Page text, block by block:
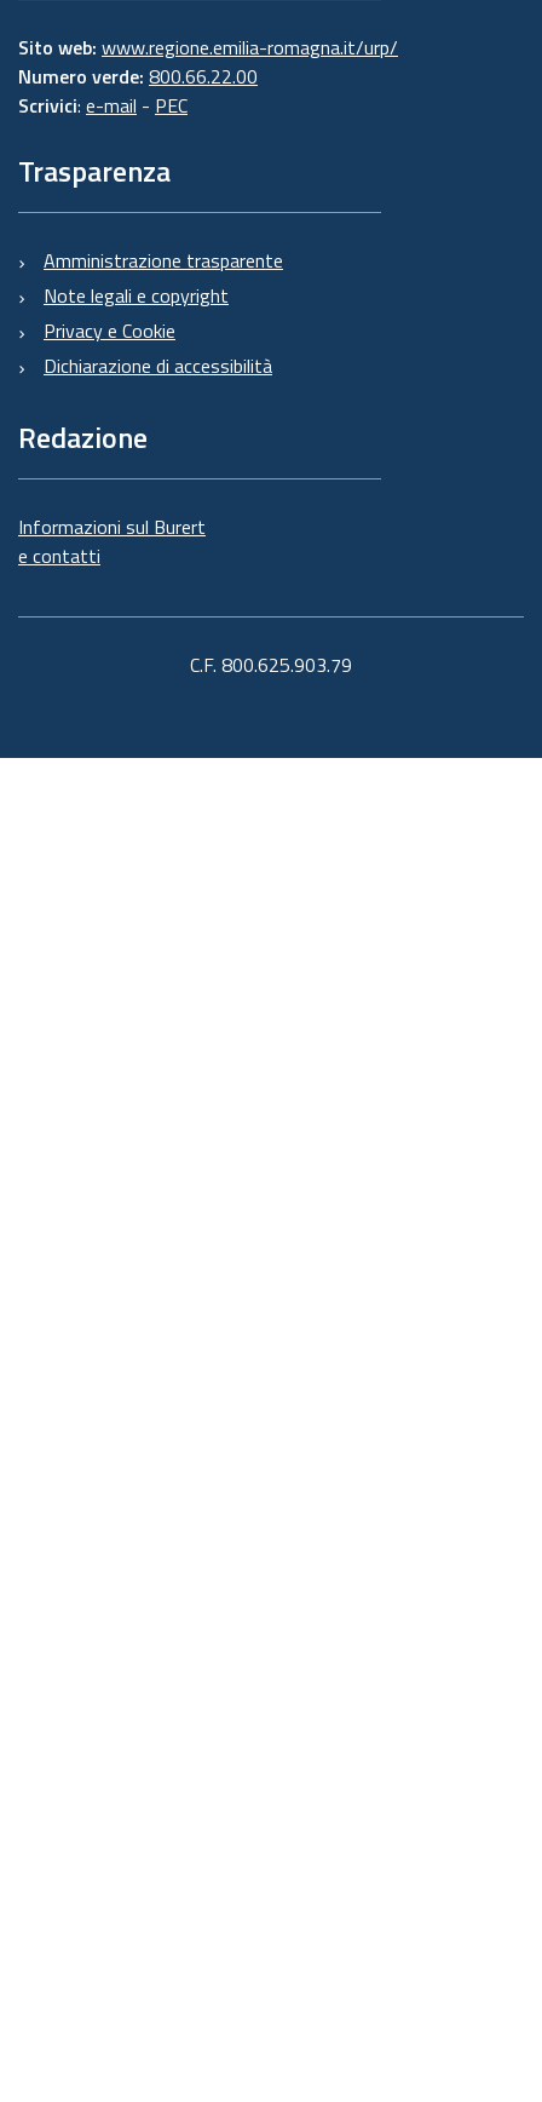
Sito web: www.regione.emilia-romagna.it/urp/
Numero verde: 800.66.22.00
Scrivici: e-mail - PEC
Trasparenza
Amministrazione trasparente
Note legali e copyright
Privacy e Cookie
Dichiarazione di accessibilità
Redazione
Informazioni sul Burert
e contatti
C.F. 800.625.903.79